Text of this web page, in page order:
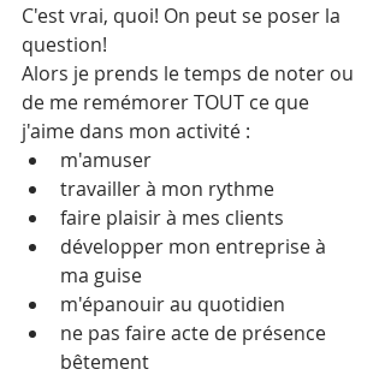
C'est vrai, quoi! On peut se poser la
question!
Alors je prends le temps de noter ou
de me remémorer TOUT ce que
j'aime dans mon activité :
m'amuser
travailler à mon rythme
faire plaisir à mes clients
développer mon entreprise à
ma guise
m'épanouir au quotidien
ne pas faire acte de présence
bêtement